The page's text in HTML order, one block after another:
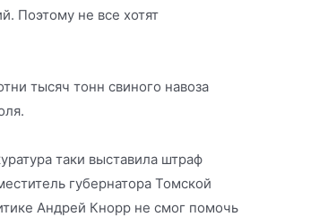
Поэтому не все хотят
тысяч тонн свиного навоза
таки выставила штраф
губернатора Томской
Андрей Кнорр не смог помочь